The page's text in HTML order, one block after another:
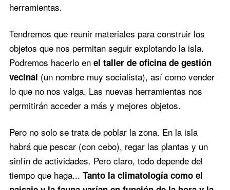
herramientas.
Tendremos que reunir materiales para construir los
objetos que nos permitan seguir explotando la isla.
Podremos hacerlo en el taller de oficina de gestión
vecinal (un nombre muy socialista), así como vender
lo que no nos valga. Las nuevas herramientas nos
permitirán acceder a más y mejores objetos.
Pero no solo se trata de poblar la zona. En la isla
habrá que pescar (con cebo), regar las plantas y un
sinfín de actividades. Pero claro, todo depende del
tiempo que haga... Tanto la climatología como el